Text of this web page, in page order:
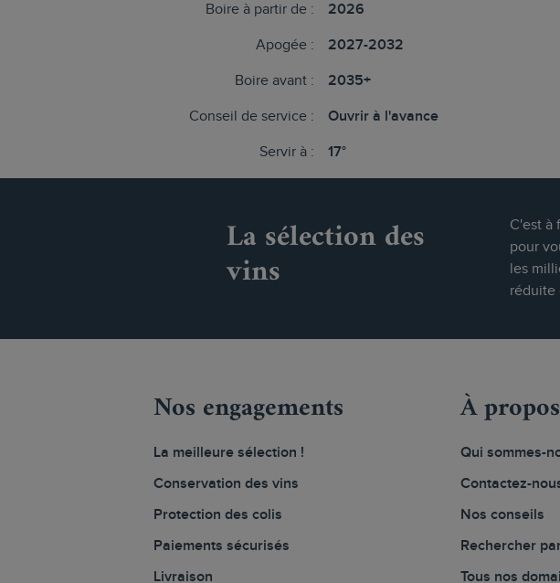
Boire à partir de : 2026
Apogée : 2027-2032
Boire avant : 2035+
Conseil de service : Ouvrir à l'avance
Servir à : 17°
La sélection des
vins
C'est à
pour
les
réduite
Nos engagements
La meilleure sélection !
Conservation des vins
Protection des colis
Paiements sécurisés
Livraison
À propos
Qui sommes-
Contactez-
Nos conseils
Rechercher
Tous nos